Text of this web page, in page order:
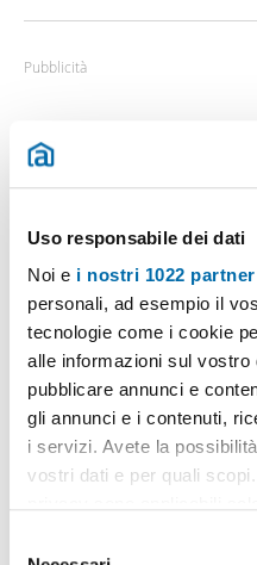
Uso responsabile dei dati
Noi e i nostri 1022 partner
personali, ad esempio il
tecnologie come i cookie
alle informazioni sul vostro
pubblicare annunci e
gli annunci e i contenuti,
i servizi. Avete la
vostri dati e per quali
Pubblicità
Indirizzo postale:Corso
Quartiere: Sempione
Zona:Fiera, Firenze,
Comune:Milano
Provincia:Milano